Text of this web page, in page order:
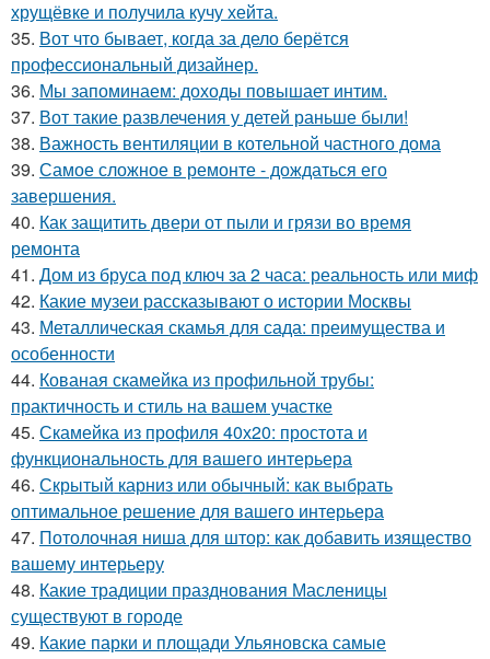
хрущёвке и получила кучу хейта.
35. Вот что бывает, когда за дело берётся
профессиональный дизайнер.
36. Мы запоминаем: доходы повышает интим.
37. Вот такие развлечения у детей раньше были!
38. Важность вентиляции в котельной частного дома
39. Самое сложное в ремонте - дождаться его
завершения.
40. Как защитить двери от пыли и грязи во время
ремонта
41. Дом из бруса под ключ за 2 часа: реальность или миф
42. Какие музеи рассказывают о истории Москвы
43. Металлическая скамья для сада: преимущества и
особенности
44. Кованая скамейка из профильной трубы:
практичность и стиль на вашем участке
45. Скамейка из профиля 40х20: простота и
функциональность для вашего интерьера
46. Скрытый карниз или обычный: как выбрать
оптимальное решение для вашего интерьера
47. Потолочная ниша для штор: как добавить изящество
вашему интерьеру
48. Какие традиции празднования Масленицы
существуют в городе
49. Какие парки и площади Ульяновска самые